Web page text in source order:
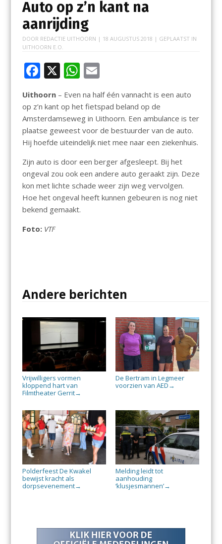
Auto op z’n kant na
aanrijding
DOOR REDACTIE UITHOORN | 18 AUGUSTUS 2018 | GEPLAATST IN
UITHOORN E.O.
F
e
b
o
o
k
X W
at
s
A
p
p
E
m
ai
l
Uithoorn– Even na half één vannacht is een auto
op z’n kant op het fietspad beland op de
Amsterdamseweg in Uithoorn. Een ambulance is ter
plaatse geweest voor de bestuurder van de auto.
Hij hoefde uiteindelijk niet mee naar een ziekenhuis.
Zijn auto is door een berger afgesleept. Bij het
ongeval zou ook een andere auto geraakt zijn. Deze
kon met lichte schade weer zijn weg vervolgen.
Hoe het ongeval heeft kunnen gebeuren is nog niet
bekend gemaakt.
Foto: VTF
Andere berichten
Vrijwilligers vormen
kloppend hart van
Filmtheater Gerrit→
De Bertram in Legmeer
voorzien van AED →
Polderfeest De Kwakel
bewijst kracht als
dorpsevenement→
Melding leidt tot
aanhouding
‘klusjesmannen’→